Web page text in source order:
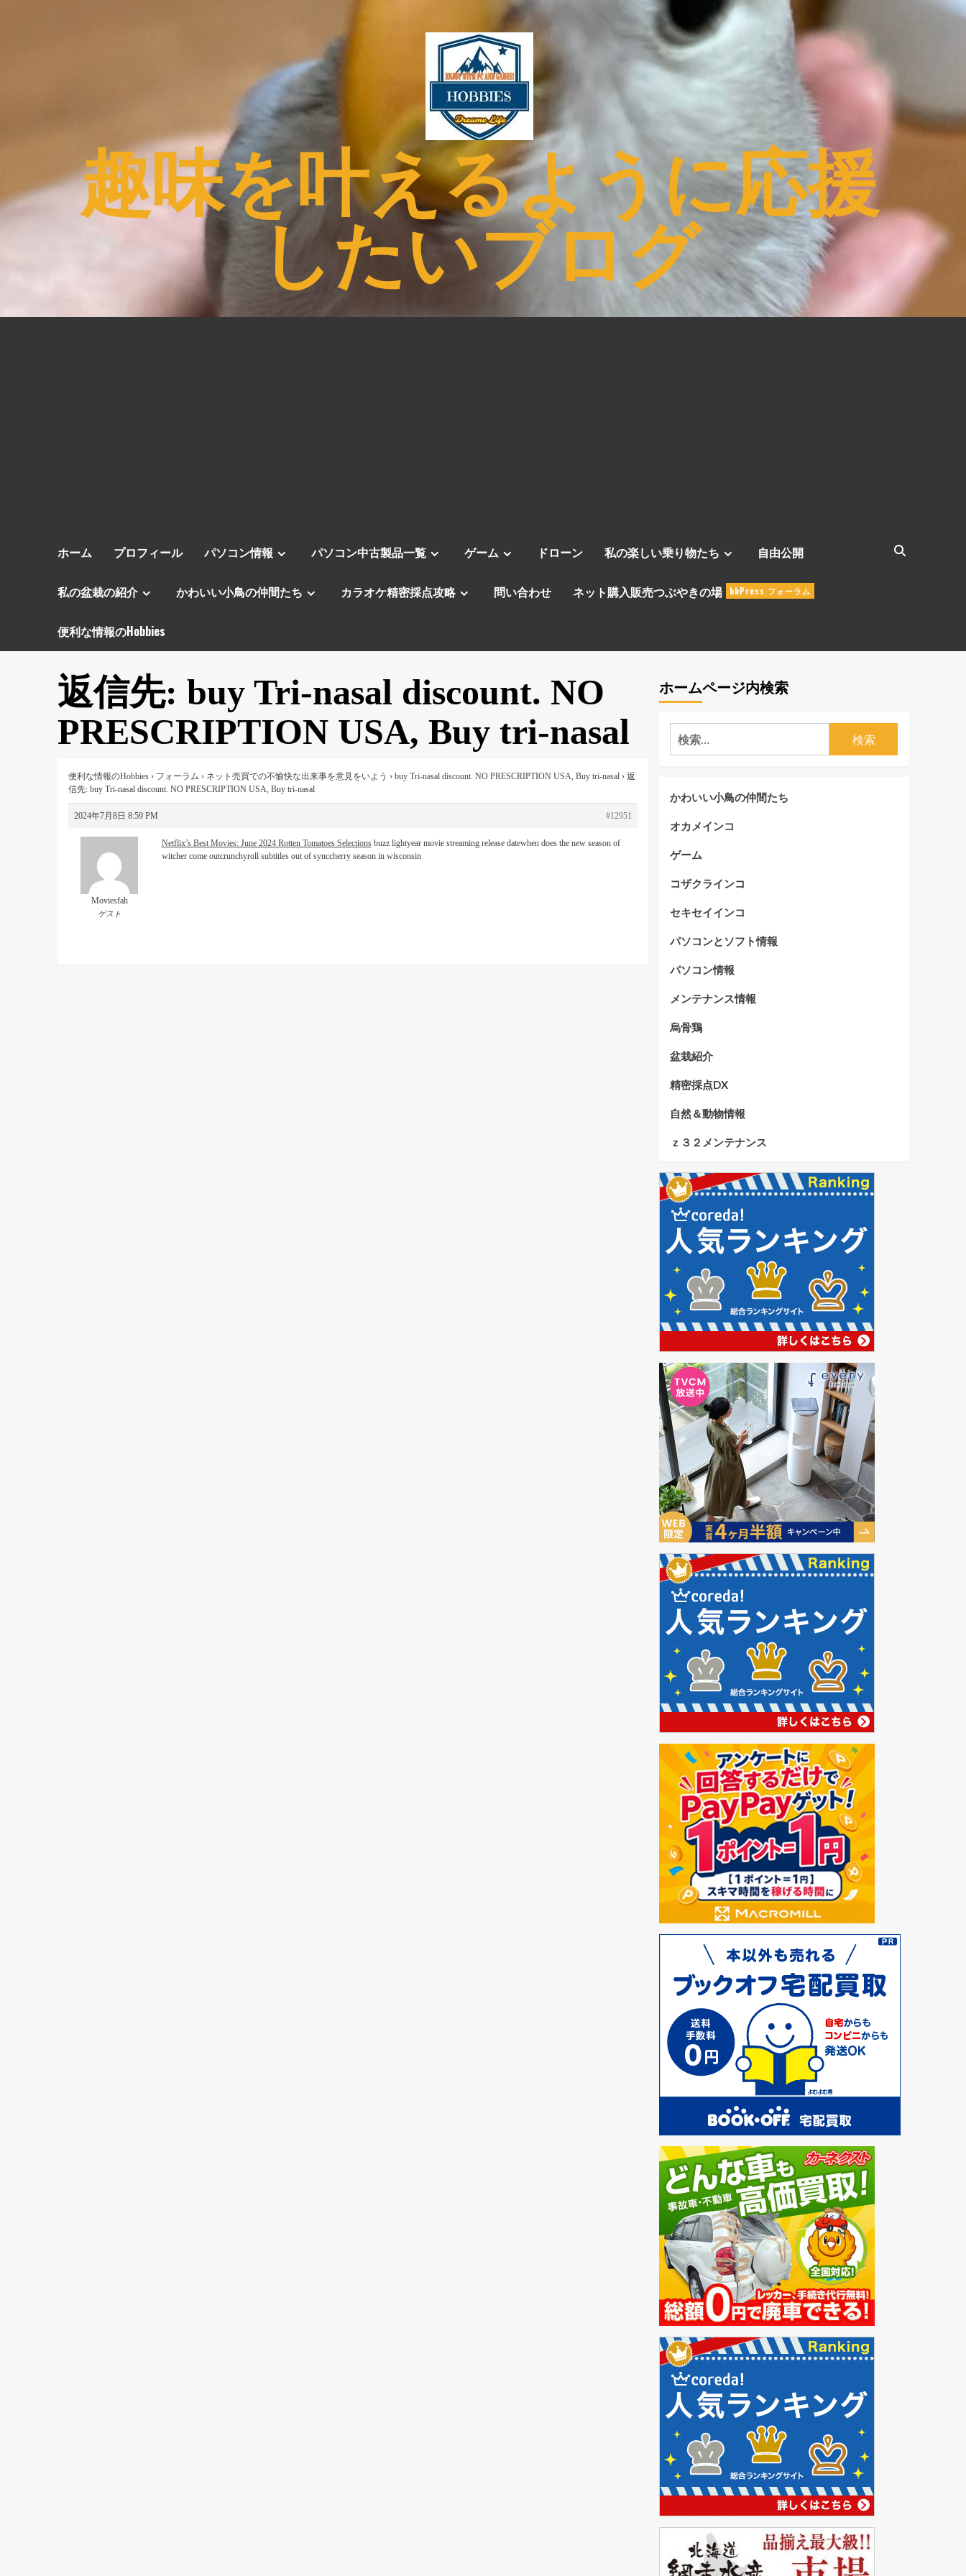
趣味を叶えるように応援
したいブログ
ホーム プロフィール パソコン情報 パソコン中古製品一覧 ゲーム ドローン 私の楽しい乗り物たち 自由公開
私の盆栽の紹介 かわいい小鳥の仲間たち カラオケ精密採点攻略 問い合わせ ネット購入販売つぶやきの場 bbPress フォーラム
便利な情報のHobbies
返信先: buy Tri-nasal discount. NO
PRESCRIPTION USA, Buy tri-nasal
便利な情報のHobbies › フォーラム › ネット売買での不愉快な出来事を意見をいよう › buy Tri-nasal discount. NO PRESCRIPTION USA, Buy tri-nasal › 返
信先: buy Tri-nasal discount. NO PRESCRIPTION USA, Buy tri-nasal
2024年7月8日 8:59 PM #12951
Moviesfah
ゲスト
Netflix’s Best Movies: June 2024 Rotten Tomatoes Selectionsbuzz lightyear movie streaming release datewhen does the new season of
witcher come outcrunchyroll subtitles out of synccherry season in wisconsin
ホームページ内検索
検
索:
かわいい小鳥の仲間たち
オカメインコ
ゲーム
コザクラインコ
セキセイインコ
パソコンとソフト情報
パソコン情報
メンテナンス情報
烏骨鶏
盆栽紹介
精密採点DX
自然＆動物情報
ｚ３２メンテナンス